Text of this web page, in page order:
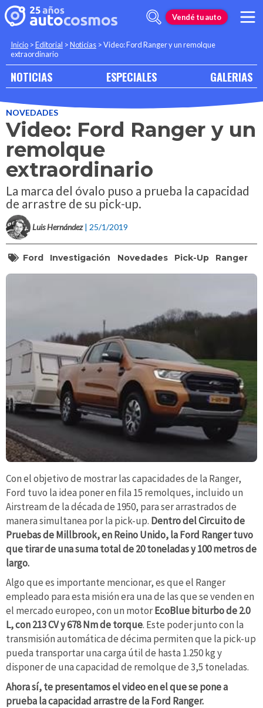
Vendé tu auto
Inicio >Editorial >Noticias >Video: Ford Ranger y un remolque
extraordinario
NOTICIAS ESPECIALES GALERIAS
NOVEDADES
Video: Ford Ranger y un
remolque
extraordinario
La marca del óvalo puso a prueba la capacidad
de arrastre de su pick-up.
Luis Hernández | 25/1/2019
Ford Investigación Novedades Pick-Up Ranger
Con el objetivo de mostrar las capacidades de la Ranger,
Ford tuvo la idea poner en fila 15 remolques, incluido un
Airstream de la década de 1950, para ser arrastrados de
manera simultanea por la pick-up. Dentro del Circuito de
Pruebas de Millbrook, en Reino Unido, la Ford Ranger tuvo
que tirar de una suma total de 20 toneladas y 100 metros de
largo.
Algo que es importante mencionar, es que el Ranger
empleado para esta misión era una de las que se venden en
el mercado europeo, con un motorEcoBlue biturbo de 2.0
L, con 213 CV y 678 Nm de torque. Este poder junto con la
transmisión automática de décima permiten que la pick-up
pueda transportar una carga útil de hasta 1.250 kg y
disponer de una capacidad de remolque de 3,5 toneladas.
Ahora sí, te presentamos el video en el que se pone a
prueba la capacidad arrastre de la Ford Ranger.